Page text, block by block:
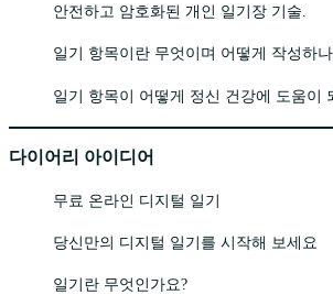
안전하고 암호화된 개인 일기장 기술.
일기 항목이란 무엇이며 어떻게 작성하
일기 항목이 어떻게 정신 건강에 도움이
다이어리 아이디어
무료 온라인 디지털 일기
당신만의 디지털 일기를 시작해 보세요
일기란 무엇인가요?